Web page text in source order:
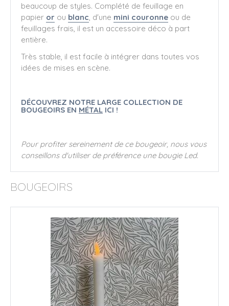
beaucoup de styles. Complété de feuillage en
papier or ou blanc , d'une mini couronne ou de
feuillages frais, il est un accessoire déco à part
entière.
Très stable, il est facile à intégrer dans toutes vos
idées de mises en scène.
DÉCOUVREZ NOTRE LARGE COLLECTION DE
BOUGEOIRS EN MÉTAL ICI !
Pour profiter sereinement de ce bougeoir, nous vous
conseillons d'utiliser de préférence une bougie Led.
BOUGEOIRS